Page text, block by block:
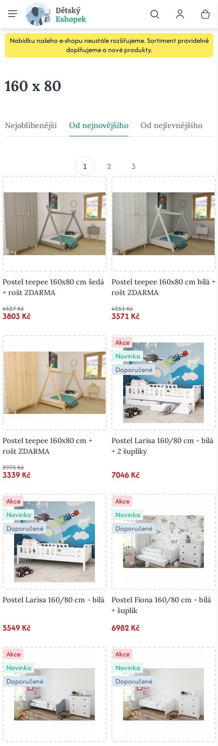
Nabídku našeho e-shopu neustále rozšiřujeme. Sortiment pravidelně
doplňujeme o nové produkty.
160 x 80
Nejoblíbenější Od nejnovějšího Od nejlevnějšího
1 2 3
Postel teepee 160x80 cm šedá
+ rošt ZDARMA
4527 Kč
3803 Kč
Postel teepee 160x80 cm bílá +
rošt ZDARMA
4251 Kč
3571 Kč
Postel teepee 160x80 cm +
rošt ZDARMA
3975 Kč
3339 Kč
Akce
Novinka
Doporučené
Postel Larisa 160/80 cm - bílá
+ 2 šuplíky
7046 Kč
Akce
Novinka
Doporučené
Postel Larisa 160/80 cm - bílá
5549 Kč
Akce
Novinka
Doporučené
Postel Fiona 160/80 cm - bílá
+ šuplík
6982 Kč
Akce
Novinka
Doporučené
Akce
Novinka
Doporučené